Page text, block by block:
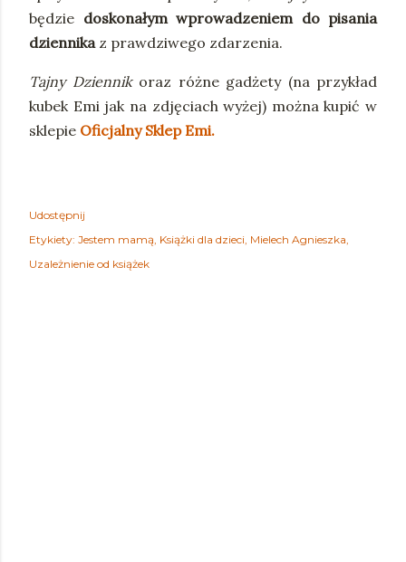
będzie doskonałym wprowadzeniem do pisania
dziennikaz prawdziwego zdarzenia.
Tajny Dziennikoraz różne gadżety (na przykład
kubek Emi jak na zdjęciach wyżej) można kupić w
sklepie Oficjalny Sklep Emi.
Udostępnij
Etykiety: Jestem mamą Książki dla dzieci Mielech Agnieszka
Uzależnienie od książek